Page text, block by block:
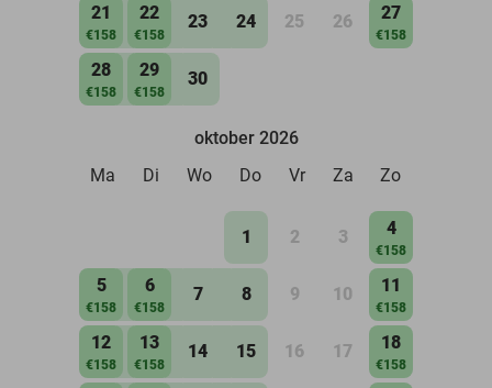
21
€158
22
€158
23 24 25 26 27
€158
28
€158
29
€158
30
oktober 2026
Ma
Di Wo Do Vr Za Zo
1 2 3 4
€158
5
€158
6
€158
7 8 9 10 11
€158
12
€158
13
€158
14 15 16 17 18
€158